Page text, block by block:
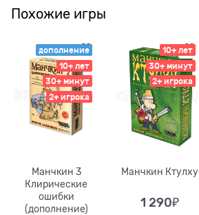
Похожие игры
дополнение
10+ лет
30+ минут
2+ игрока
Манчкин 3
Клирические
ошибки
(дополнение)
10+ лет
30+ минут
2+ игрока
Манчкин Ктулху
1 290₽